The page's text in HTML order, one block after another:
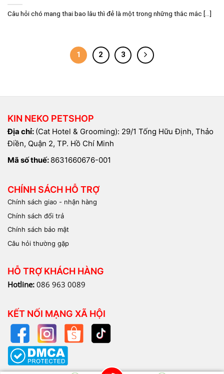
Câu hỏi chó mang thai bao lâu thì đẻ là một trong những thắc mắc [...]
1 2 3
KIN NEKO PETSHOP
Địa chỉ: (Cat Hotel & Grooming): 29/1 Tống Hữu Định, Thảo
Điền, Quận 2, TP. Hồ Chí Minh
Mã số thuế: 8631660676-001
CHÍNH SÁCH HỖ TRỢ
Chính sách giao - nhận hàng
Chính sách đổi trả
Chính sách bảo mật
Câu hỏi thường gặp
HỖ TRỢ KHÁCH HÀNG
Hotline: 086 963 0089
KẾT NỐI MẠNG XÃ HỘI